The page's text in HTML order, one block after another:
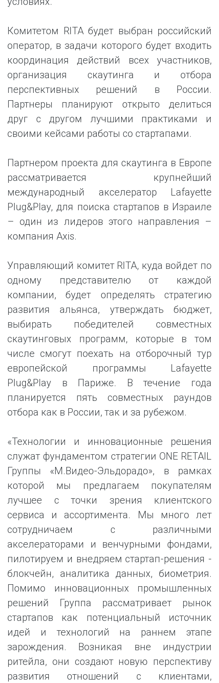
Комитетом RITA будет выбран российский
оператор, в задачи которого будет входить
координация действий всех участников,
организация скаутинга и отбора
перспективных решений в России.
Партнеры планируют открыто делиться
друг с другом лучшими практиками и
своими кейсами работы со стартапами.
Партнером проекта для скаутинга в Европе
рассматривается крупнейший
международный акселератор Lafayette
Plug&Play, для поиска стартапов в Израиле
– один из лидеров этого направления –
компания Axis.
Управляющий комитет RITA, куда войдет по
одному представителю от каждой
компании, будет определять стратегию
развития альянса, утверждать бюджет,
выбирать победителей совместных
скаутинговых программ, которые в том
числе смогут поехать на отборочный тур
европейской программы Lafayette
Plug&Play в Париже. В течение года
планируется пять совместных раундов
отбора как в России, так и за рубежом.
«Технологии и инновационные решения
служат фундаментом стратегии ONE RETAIL
Группы «М.Видео-Эльдорадо», в рамках
которой мы предлагаем покупателям
лучшее с точки зрения клиентского
сервиса и ассортимента. Мы много лет
сотрудничаем с различными
акселераторами и венчурными фондами,
пилотируем и внедряем стартап-решения -
блокчейн, аналитика данных, биометрия.
Помимо инновационных промышленных
решений Группа рассматривает рынок
стартапов как потенциальный источник
идей и технологий на раннем этапе
зарождения. Возникая вне индустрии
ритейла, они создают новую перспективу
развития отношений с клиентами,